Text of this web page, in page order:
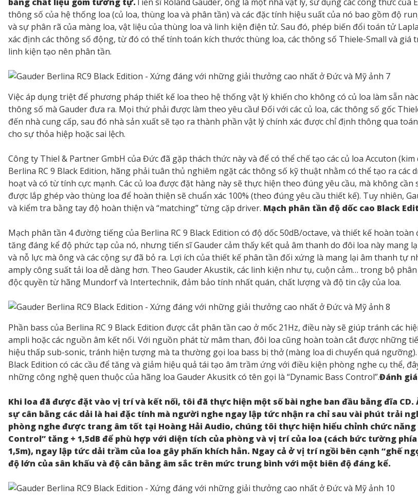
thông số của hệ thống loa (củ loa, thùng loa và phân tần) và các đặc tính hiệu suất của nó bao gồm độ
và sự phân rã của màng loa, vật liệu của thùng loa và linh kiện điện tử. Sau đó, phép biến đổi toán tử
xác định các thông số động, từ đó có thể tính toán kích thước thùng loa, các thông số Thiele-Small và giá
linh kiện tạo nên phân tần.
Việc áp dụng triệt để phương pháp thiết kế loa theo hệ thống vật lý khiến cho không có củ loa làm sẵn
thông số mà Gauder đưa ra. Mọi thứ phải được làm theo yêu cầu! Đối với các củ loa, các thông số gốc
đến nhà cung cấp, sau đó nhà sản xuất sẽ tạo ra thành phần vật lý chính xác được chỉ định thông qua
cho sự thỏa hiệp hoặc sai lệch.
Công ty Thiel & Partner GmbH của Đức đã gặp thách thức này và để có thể chế tạo các củ loa Accuton
Berlina RC 9 Black Edition, hãng phải tuân thủ nghiêm ngặt các thông số kỹ thuật nhằm có thể tạo ra các
hoạt và có từ tính cực mạnh. Các củ loa được đặt hàng này sẽ thực hiện theo đúng yêu cầu, mà không cần
được lắp ghép vào thùng loa để hoàn thiện sẽ chuẩn xác 100% (theo đúng yêu cầu thiết kế). Tuy nhiên,
và kiểm tra bằng tay độ hoàn thiện và “matching” từng cặp driver. Mạch phân tần độ dốc cao Black
Mạch phân tần 4 đường tiếng của Berlina RC 9 Black Edition có độ dốc 50dB/octave, và thiết kế hoàn
tăng đáng kể độ phức tạp của nó, nhưng tiến sĩ Gauder cảm thấy kết quả âm thanh do đôi loa này mang
và nỗ lực mà ông và các cộng sự đã bỏ ra. Lợi ích của thiết kế phân tần đối xứng là mang lại âm thanh tự
amply công suất tải loa dễ dàng hơn. Theo Gauder Akustik, các linh kiện như tụ, cuộn cảm… trong bộ
độc quyền từ hãng Mundorf và Intertechnik, đảm bảo tính nhất quán, chất lượng và độ tin cậy của loa.
Phần bass của Berlina RC 9 Black Edition được cắt phân tần cao ở mốc 21Hz, điều này sẽ giúp tránh các
ampli hoặc các nguồn âm kết nối. Với nguồn phát từ mâm than, đôi loa cũng hoàn toàn cắt được những
hiệu thấp sub-sonic, tránh hiện tượng mà ta thường gọi loa bass bị thở (màng loa di chuyển quá ngưỡng).
Black Edition có các cầu để tăng và giảm hiệu quả tái tạo âm trầm ứng với điều kiện phòng nghe cụ thể,
những công nghệ quen thuộc của hãng loa Gauder Akusitk có tên gọi là “Dynamic Bass Control”.Đánh
Khi loa đã được đặt vào vị trí và kết nối, tôi đã thực hiện một số bài nghe ban đầu bằng đĩa CD.
sự cân bằng các dải là hai đặc tính mà người nghe ngay lập tức nhận ra chỉ sau vài phút trải
phòng nghe được trang âm tốt tại Hoàng Hải Audio, chúng tôi thực hiện hiểu chỉnh chức năng
Control” tăng + 1,5dB để phù hợp với diện tích của phòng và vị trí của loa (cách bức tường
1,5m), ngay lập tức dải trầm của loa gây phấn khích hẳn. Ngay cả ở vị trí ngồi bên cạnh “ghế
độ lớn của sân khấu và độ cân bằng âm sắc trên mức trung bình với một biên độ đáng kể.